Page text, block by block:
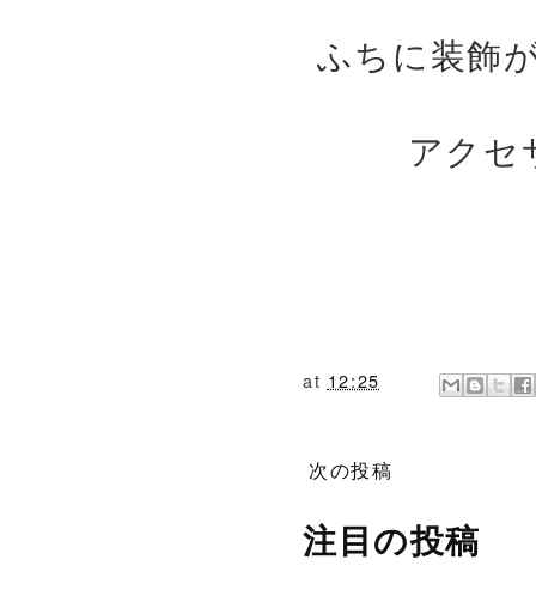
ふちに装飾
アクセ
at 12:25
次の投稿
注目の投稿